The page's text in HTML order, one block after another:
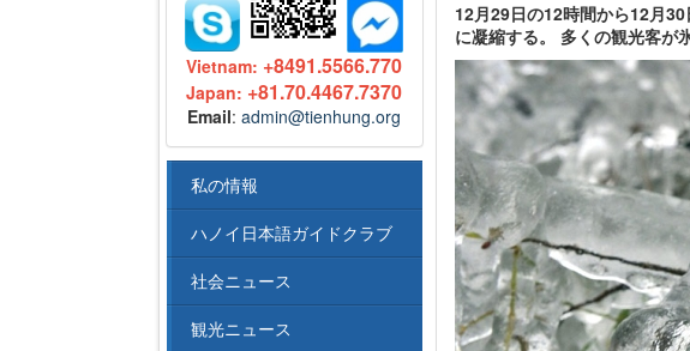
12月29日の12時間から12月
に凝縮する。 多くの観光客が
Vietnam: +8491.5566.770
Japan: +81.70.4467.7370
Email:admin@tienhung.org
私の情報
ハノイ日本語ガイドクラブ
社会ニュース
観光ニュース